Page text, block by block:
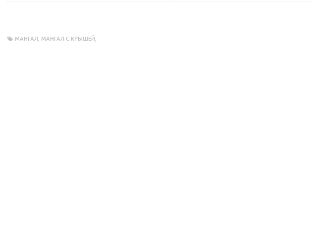
МАНГАЛ МАНГАЛ С КРЫШЕЙ